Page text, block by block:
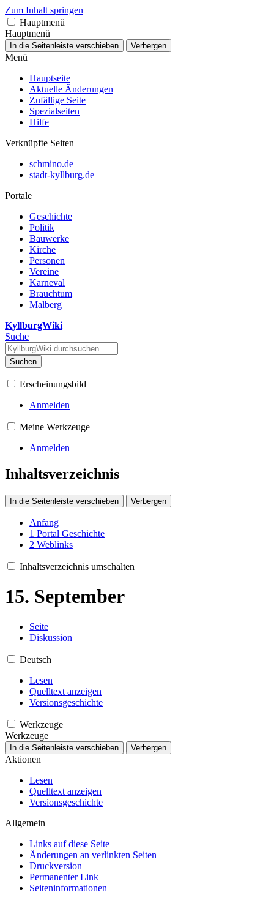
Zum Inhalt springen
Hauptmenü
Hauptmenü
In die Seitenleiste verschieben Verbergen
Menü
Hauptseite
Aktuelle Änderungen
Zufällige Seite
Spezialseiten
Hilfe
Verknüpfte Seiten
schmino.de
stadt-kyllburg.de
Portale
Geschichte
Politik
Bauwerke
Kirche
Personen
Vereine
Karneval
Brauchtum
Malberg
KyllburgWiki
Suche
Suchen
Erscheinungsbild
Anmelden
Meine Werkzeuge
Anmelden
Inhaltsverzeichnis
In die Seitenleiste verschieben Verbergen
Anfang
1 Portal Geschichte
2 Weblinks
Inhaltsverzeichnis umschalten
15. September
Seite
Diskussion
Deutsch
Lesen
Quelltext anzeigen
Versionsgeschichte
Werkzeuge
Werkzeuge
In die Seitenleiste verschieben Verbergen
Aktionen
Lesen
Quelltext anzeigen
Versionsgeschichte
Allgemein
Links auf diese Seite
Änderungen an verlinkten Seiten
Druckversion
Permanenter Link
Seiten­­informationen